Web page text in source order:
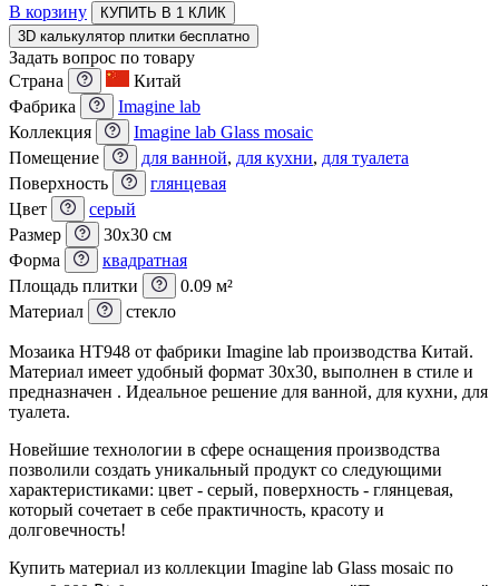
В корзину
КУПИТЬ В 1 КЛИК
3D калькулятор плитки бесплатно
Задать вопрос по товару
Страна
Китай
Фабрика
Imagine lab
Коллекция
Imagine lab Glass mosaic
Помещение
для ванной, для кухни, для туалета
Поверхность
глянцевая
Цвет
серый
Размер
30x30 см
Форма
квадратная
Площадь плитки
0.09 м²
Материал
стекло
Мозаика HT948 от фабрики Imagine lab производства Китай.
Материал имеет удобный формат 30x30, выполнен в стиле и
предназначен . Идеальное решение для ванной, для кухни, для
туалета.
Новейшие технологии в сфере оснащения производства
позволили создать уникальный продукт со следующими
характеристиками: цвет - серый, поверхность - глянцевая,
который сочетает в себе практичность, красоту и
долговечность!
Купить материал из коллекции Imagine lab Glass mosaic по